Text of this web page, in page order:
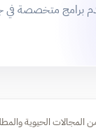
تقدم برامج
المجالات الحيوية